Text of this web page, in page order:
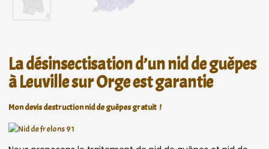
La désinsectisation d’un nid de guêpes
à Leuville sur Orge est garantie
Mon devis destruction nid de guêpes gratuit !